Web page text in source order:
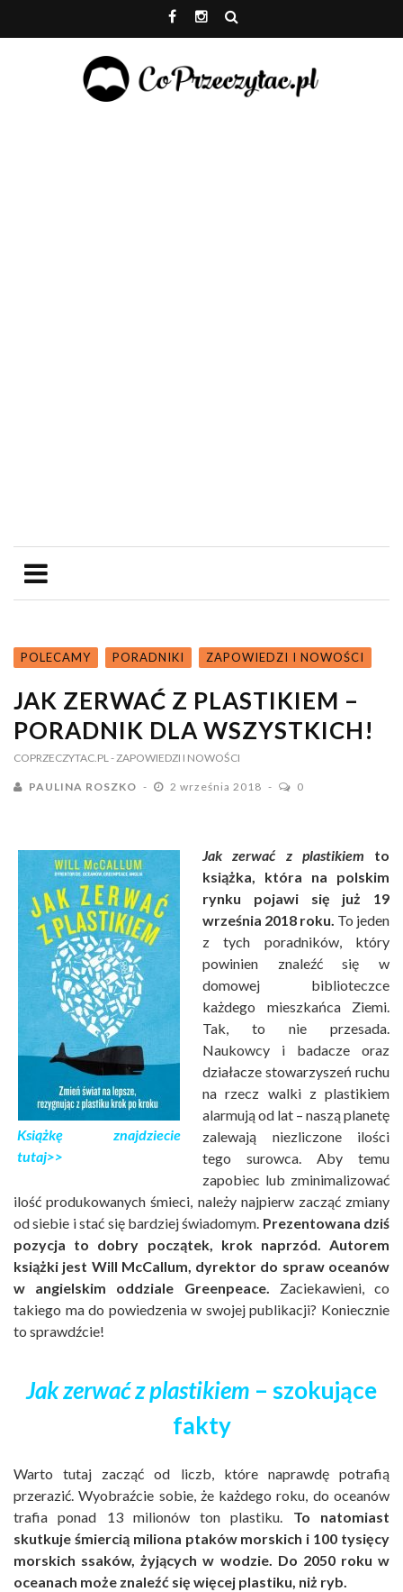
POLECAMY PORADNIKI ZAPOWIEDZI I NOWOŚCI
JAK ZERWAĆ Z PLASTIKIEM –
PORADNIK DLA WSZYSTKICH!
COPRZECZYTAC.PL - ZAPOWIEDZI I NOWOŚCI
PAULINA ROSZKO 2 września 2018 0
Książkę znajdziecie
tutaj>>
Jak zerwać z plastikiem to
książka, która na polskim
rynku pojawi się już 19
września 2018 roku. To jeden
z tych poradników, który
powinien znaleźć się w
domowej biblioteczce
każdego mieszkańca Ziemi.
Tak, to nie przesada.
Naukowcy i badacze oraz
działacze stowarzyszeń ruchu
na rzecz walki z plastikiem
alarmują od lat – naszą planetę
zalewają niezliczone ilości
tego surowca. Aby temu
zapobiec lub zminimalizować
ilość produkowanych śmieci, należy najpierw zacząć zmiany
od siebie i stać się bardziej świadomym. Prezentowana dziś
pozycja to dobry początek, krok naprzód. Autorem
książki jest Will McCallum, dyrektor do spraw oceanów
w angielskim oddziale Greenpeace. Zaciekawieni, co
takiego ma do powiedzenia w swojej publikacji? Koniecznie
to sprawdźcie!
Jak zerwać z plastikiem – szokujące
fakty
Warto tutaj zacząć od liczb, które naprawdę potrafią
przerazić. Wyobraźcie sobie, że każdego roku, do oceanów
trafia ponad 13 milionów ton plastiku. To natomiast
skutkuje śmiercią miliona ptaków morskich i 100 tysięcy
morskich ssaków, żyjących w wodzie. Do 2050 roku w
oceanach może znaleźć się więcej plastiku, niż ryb.